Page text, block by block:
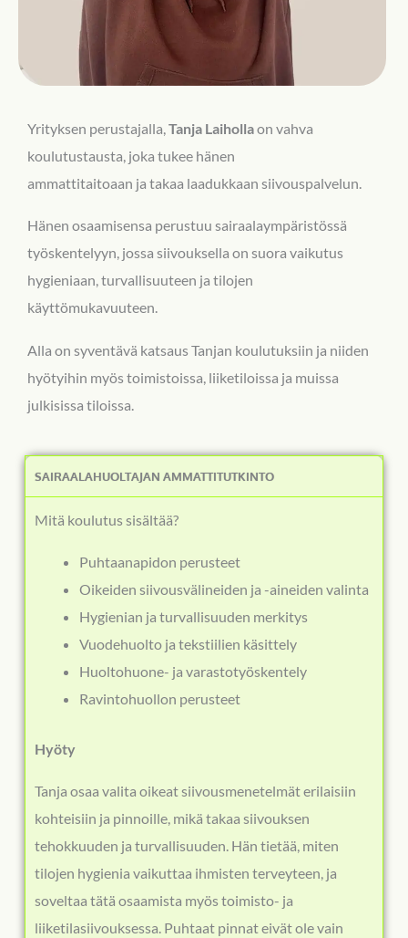
Yrityksen perustajalla,Tanja Laihollaon vahva
koulutustausta, joka tukee hänen
ammattitaitoaan ja takaa laadukkaan siivouspalvelun.
Hänen osaamisensa perustuu sairaalaympäristössä
työskentelyyn, jossa siivouksella on suora vaikutus
hygieniaan, turvallisuuteen ja tilojen
käyttömukavuuteen.
Alla on syventävä katsaus Tanjan koulutuksiin ja niiden
hyötyihin myös toimistoissa, liiketiloissa ja muissa
julkisissa tiloissa.
SAIRAALAHUOLTAJAN AMMATTITUTKINTO
Mitä koulutus sisältää?
Puhtaanapidon perusteet
Oikeiden siivousvälineiden ja -aineiden valinta
Hygienian ja turvallisuuden merkitys
Vuodehuolto ja tekstiilien käsittely
Huoltohuone- ja varastotyöskentely
Ravintohuollon perusteet
Hyöty
Tanja osaa valita oikeat siivousmenetelmät erilaisiin
kohteisiin ja pinnoille, mikä takaa siivouksen
tehokkuuden ja turvallisuuden. Hän tietää, miten
tilojen hygienia vaikuttaa ihmisten terveyteen, ja
soveltaa tätä osaamista myös toimisto- ja
liiketilasiivouksessa. Puhtaat pinnat eivät ole vain